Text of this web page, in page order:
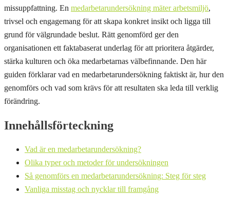
missuppfattning. En medarbetarundersökning mäter arbetsmiljö,
trivsel och engagemang för att skapa konkret insikt och ligga till
grund för välgrundade beslut. Rätt genomförd ger den
organisationen ett faktabaserat underlag för att prioritera åtgärder,
stärka kulturen och öka medarbetarnas välbefinnande. Den här
guiden förklarar vad en medarbetarundersökning faktiskt är, hur den
genomförs och vad som krävs för att resultaten ska leda till verklig
förändring.
Innehållsförteckning
Vad är en medarbetarundersökning?
Olika typer och metoder för undersökningen
Så genomförs en medarbetarundersökning: Steg för steg
Vanliga misstag och nycklar till framgång